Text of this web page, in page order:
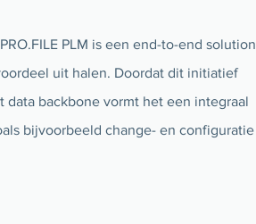
PLM is een end-to-end solution
uit halen. Doordat dit initiatief
backbone vormt het een integraal
bijvoorbeeld change- en configuratie